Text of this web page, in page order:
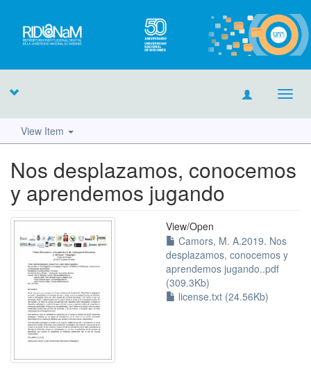
View Item
Nos desplazamos, conocemos
y aprendemos jugando
View/Open
Camors, M. A.2019. Nos
desplazamos, conocemos y
aprendemos jugando..pdf
(309.3Kb)
license.txt (24.56Kb)